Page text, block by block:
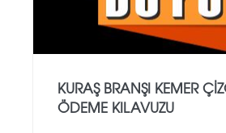
KURAŞ BRANŞI KEMER
ÖDEME KILAVUZU